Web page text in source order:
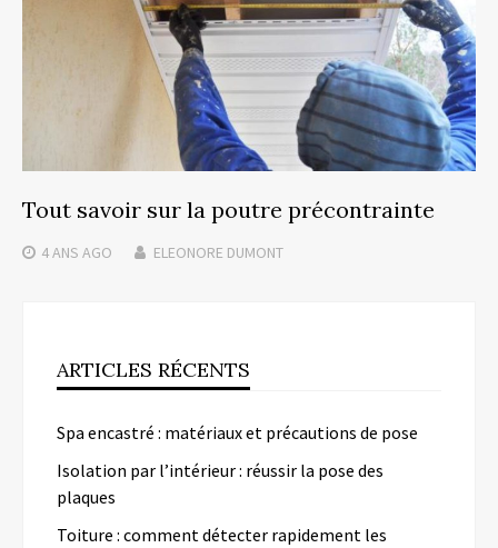
Tout savoir sur la poutre précontrainte
4 ANS AGO ELEONORE DUMONT
ARTICLES RÉCENTS
Spa encastré : matériaux et précautions de pose
Isolation par l’intérieur : réussir la pose des
plaques
Toiture : comment détecter rapidement les